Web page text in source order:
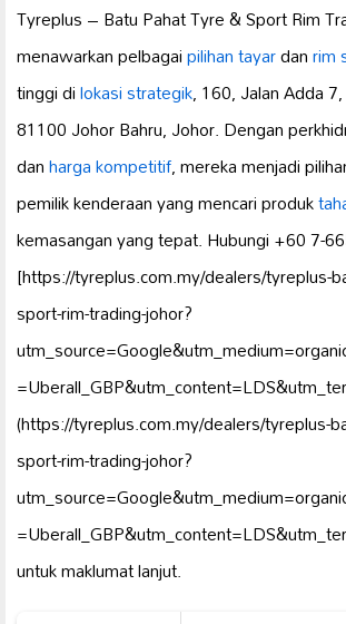
Tyreplus – Batu Pahat Tyre & Sport Rim
menawarkan pelbagaipilihan tayardanrim
tinggi dilokasi strategik, 160, Jalan Adda
81100 Johor Bahru, Johor. Dengan
danharga kompetitif, mereka menjadi
pemilik kenderaan yang mencari produk
kemasangan yang tepat. Hubungi +60 7-
[https://tyreplus.com.my/dealers/tyreplus-
sport-rim-trading-johor?
(https://tyreplus.com.my/dealers/tyreplus-
sport-rim-trading-johor?
untuk maklumat lanjut.